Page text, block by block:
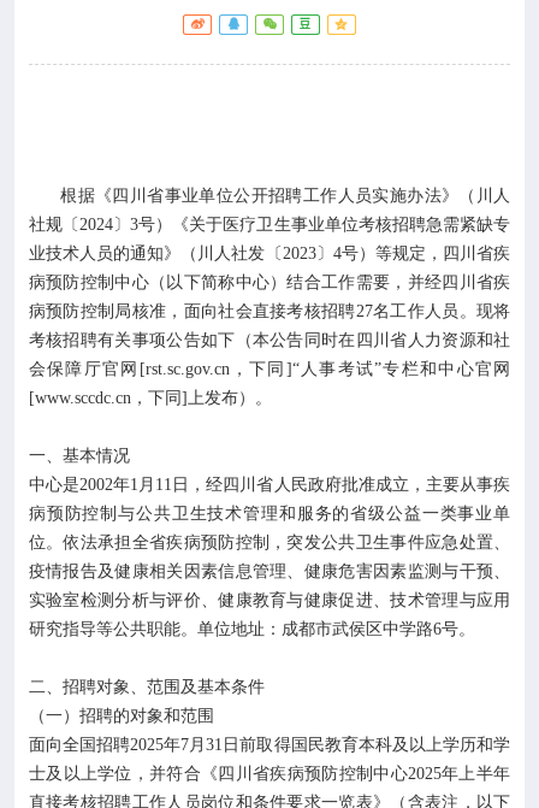
科普园地 
学术期刊
在线互动 
政务公开
根据《四川省事业单位公开招聘工作人员实施办法》（川人
社规〔2024〕3号）《关于医疗卫生事业单位考核招聘急需紧缺专
业技术人员的通知》（川人社发〔2023〕4号）等规定，四川省疾
病预防控制中心（以下简称中心）结合工作需要，并经四川省疾
病预防控制局核准，面向社会直接考核招聘27名工作人员。现将
考核招聘有关事项公告如下（本公告同时在四川省人力资源和社
会保障厅官网[rst.sc.gov.cn，下同]“人事考试”专栏和中心官网
[www.sccdc.cn，下同]上发布）。
一、基本情况
中心是2002年1月11日，经四川省人民政府批准成立，主要从事疾
病预防控制与公共卫生技术管理和服务的省级公益一类事业单
位。依法承担全省疾病预防控制，突发公共卫生事件应急处置、
疫情报告及健康相关因素信息管理、健康危害因素监测与干预、
实验室检测分析与评价、健康教育与健康促进、技术管理与应用
研究指导等公共职能。单位地址：成都市武侯区中学路6号。
二、招聘对象、范围及基本条件
（一）招聘的对象和范围
面向全国招聘2025年7月31日前取得国民教育本科及以上学历和学
士及以上学位，并符合《四川省疾病预防控制中心2025年上半年
直接考核招聘工作人员岗位和条件要求一览表》（含表注，以下